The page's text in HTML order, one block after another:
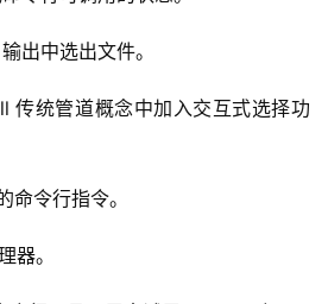
出中选出文件。
传统管道概念中加入交互式选择功
令行指令。
器。